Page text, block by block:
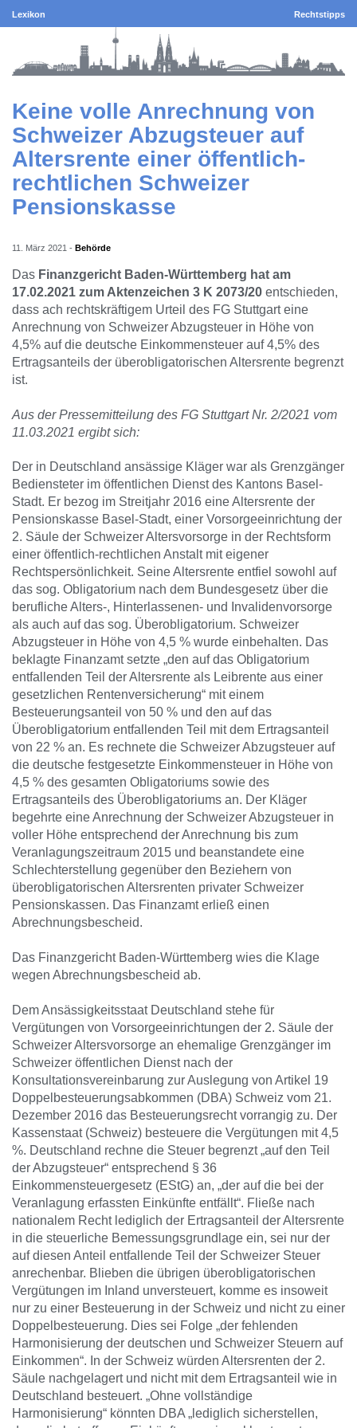
Lexikon Rechtstipps
Keine volle Anrechnung von
Schweizer Abzugsteuer auf
Altersrente einer öffentlich-
rechtlichen Schweizer
Pensionskasse
11. März 2021 - Behörde
Das Finanzgericht Baden-Württemberg hat am
17.02.2021 zum Aktenzeichen 3 K 2073/20 entschieden,
dass ach rechtskräftigem Urteil des FG Stuttgart eine
Anrechnung von Schweizer Abzugsteuer in Höhe von
4,5% auf die deutsche Einkommensteuer auf 4,5% des
Ertragsanteils der überobligatorischen Altersrente begrenzt
ist.
Aus der Pressemitteilung des FG Stuttgart Nr. 2/2021 vom
11.03.2021 ergibt sich:
Der in Deutschland ansässige Kläger war als Grenzgänger
Bediensteter im öffentlichen Dienst des Kantons Basel-
Stadt. Er bezog im Streitjahr 2016 eine Altersrente der
Pensionskasse Basel-Stadt, einer Vorsorgeeinrichtung der
2. Säule der Schweizer Altersvorsorge in der Rechtsform
einer öffentlich-rechtlichen Anstalt mit eigener
Rechtspersönlichkeit. Seine Altersrente entfiel sowohl auf
das sog. Obligatorium nach dem Bundesgesetz über die
berufliche Alters-, Hinterlassenen- und Invalidenvorsorge
als auch auf das sog. Überobligatorium. Schweizer
Abzugsteuer in Höhe von 4,5 % wurde einbehalten. Das
beklagte Finanzamt setzte „den auf das Obligatorium
entfallenden Teil der Altersrente als Leibrente aus einer
gesetzlichen Rentenversicherung“ mit einem
Besteuerungsanteil von 50 % und den auf das
Überobligatorium entfallenden Teil mit dem Ertragsanteil
von 22 % an. Es rechnete die Schweizer Abzugsteuer auf
die deutsche festgesetzte Einkommensteuer in Höhe von
4,5 % des gesamten Obligatoriums sowie des
Ertragsanteils des Überobligatoriums an. Der Kläger
begehrte eine Anrechnung der Schweizer Abzugsteuer in
voller Höhe entsprechend der Anrechnung bis zum
Veranlagungszeitraum 2015 und beanstandete eine
Schlechterstellung gegenüber den Beziehern von
überobligatorischen Altersrenten privater Schweizer
Pensionskassen. Das Finanzamt erließ einen
Abrechnungsbescheid.
Das Finanzgericht Baden-Württemberg wies die Klage
wegen Abrechnungsbescheid ab.
Dem Ansässigkeitsstaat Deutschland stehe für
Vergütungen von Vorsorgeeinrichtungen der 2. Säule der
Schweizer Altersvorsorge an ehemalige Grenzgänger im
Schweizer öffentlichen Dienst nach der
Konsultationsvereinbarung zur Auslegung von Artikel 19
Doppelbesteuerungsabkommen (DBA) Schweiz vom 21.
Dezember 2016 das Besteuerungsrecht vorrangig zu. Der
Kassenstaat (Schweiz) besteuere die Vergütungen mit 4,5
%. Deutschland rechne die Steuer begrenzt „auf den Teil
der Abzugsteuer“ entsprechend § 36
Einkommensteuergesetz (EStG) an, „der auf die bei der
Veranlagung erfassten Einkünfte entfällt“. Fließe nach
nationalem Recht lediglich der Ertragsanteil der Altersrente
in die steuerliche Bemessungsgrundlage ein, sei nur der
auf diesen Anteil entfallende Teil der Schweizer Steuer
anrechenbar. Blieben die übrigen überobligatorischen
Vergütungen im Inland unversteuert, komme es insoweit
nur zu einer Besteuerung in der Schweiz und nicht zu einer
Doppelbesteuerung. Dies sei Folge „der fehlenden
Harmonisierung der deutschen und Schweizer Steuern auf
Einkommen“. In der Schweiz würden Altersrenten der 2.
Säule nachgelagert und nicht mit dem Ertragsanteil wie in
Deutschland besteuert. „Ohne vollständige
Harmonisierung“ könnten DBA „lediglich sicherstellen,